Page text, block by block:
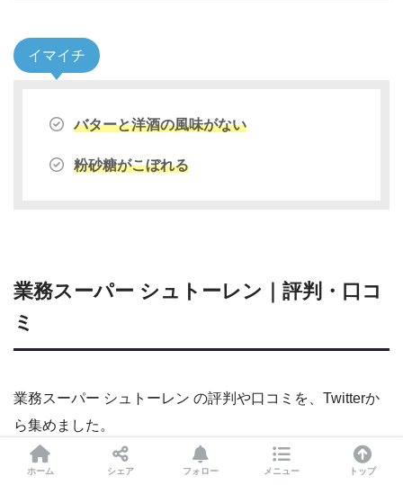
イマイチ
バターと洋酒の風味がない
粉砂糖がこぼれる
業務スーパー シュトーレン｜評判・口コ
ミ
業務スーパー シュトーレン の評判や口コミを、Twitterか
ら集めました。
ホーム シェア フォロー メニュー トップ